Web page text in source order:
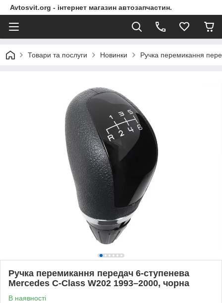
Avtosvit.org - інтернет магазин автозапчастин.
Товари та послуги Новинки Ручка перемикання
Ручка перемикання передач 6-ступенева
Mercedes C-Class W202 1993–2000, чорна
В наявності